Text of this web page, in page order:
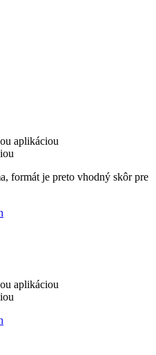
aplikáciou
formát je preto vhodný skôr pre
aplikáciou